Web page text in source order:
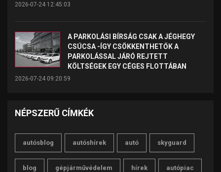
2026-07-24 12:45:03
A PARKOLÁSI BÍRSÁG CSAK A JÉGHEGY
CSÚCSA -ÍGY CSÖKKENTHETŐK A
PARKOLÁSSAL JÁRÓ REJTETT
KÖLTSÉGEK EGY CÉGES FLOTTÁBAN
2026-07-24 09:20:59
NÉPSZERŰ CÍMKÉK
autósblog autóshírek autó skyguard
blog gépjárművédelem hírek autópiac